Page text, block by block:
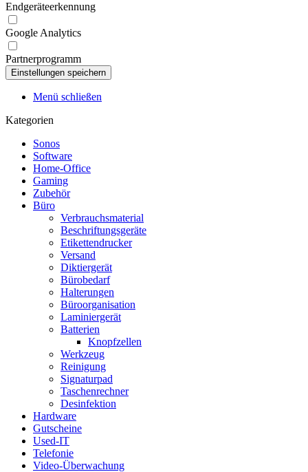
Endgeräteerkennung
Google Analytics
Partnerprogramm
Menü schließen
Kategorien
Sonos
Software
Home-Office
Gaming
Zubehör
Büro
Verbrauchsmaterial
Beschriftungsgeräte
Etikettendrucker
Versand
Diktiergerät
Bürobedarf
Halterungen
Büroorganisation
Laminiergerät
Batterien
Knopfzellen
Werkzeug
Reinigung
Signaturpad
Taschenrechner
Desinfektion
Hardware
Gutscheine
Used-IT
Telefonie
Video-Überwachung